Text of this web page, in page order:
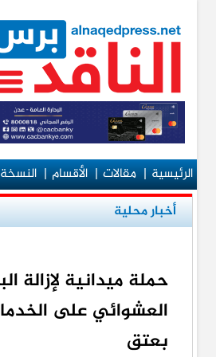
الرئيسية|مقالات|الأقسام|
أخبار محلية
حملة ميدانية لإزالة
العشوائي على
بعتق